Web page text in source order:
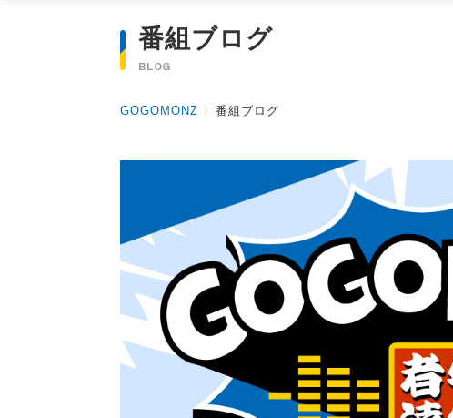
番組ブログ
BLOG
GOGOMONZ 〉 番組ブログ